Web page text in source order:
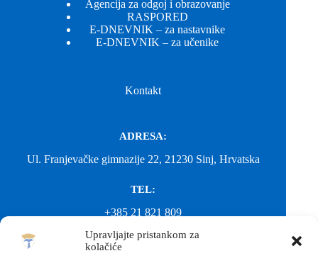
Upravljajte pristankom za
kolačiće
Agencija za odgoj i obrazovanje
RASPORED
E-DNEVNIK – za nastavnike
E-DNEVNIK – za učenike
Kontakt
ADRESA:
Ul. Franjevačke gimnazije 22, 21230 Sinj, Hrvatska
TEL:
+385 21 821 809
EMAIL: